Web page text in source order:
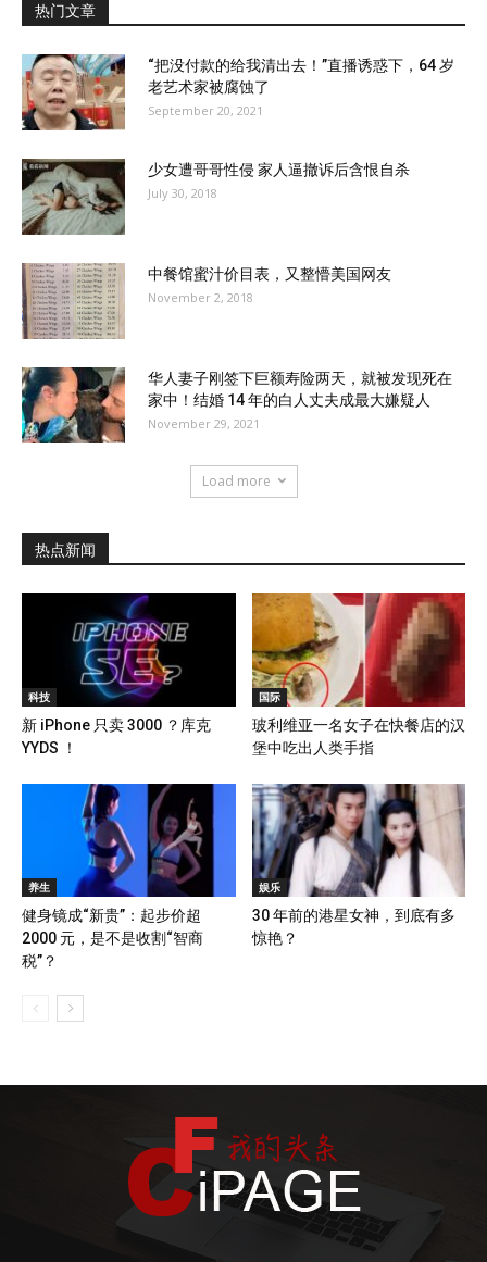
热门文章
“把没付款的给我清出去！”直播诱惑下，64 岁
老艺术家被腐蚀了
September 20, 2021
少女遭哥哥性侵 家人逼撤诉后含恨自杀
July 30, 2018
中餐馆蜜汁价目表，又整懵美国网友
November 2, 2018
华人妻子刚签下巨额寿险两天，就被发现死在
家中！结婚 14 年的白人丈夫成最大嫌疑人
November 29, 2021
Load more
热点新闻
科技
新 iPhone 只卖 3000 ？库克
YYDS ！
国际
玻利维亚一名女子在快餐店的汉
堡中吃出人类手指
养生
健身镜成“新贵”：起步价超
2000 元，是不是收割“智商
税”？
娱乐
30 年前的港星女神，到底有多
惊艳？